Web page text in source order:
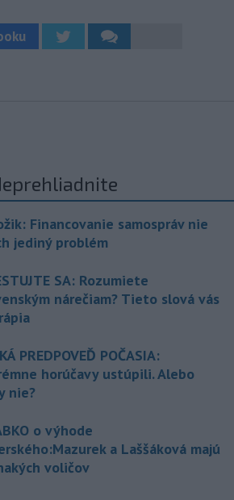
Financovanie samospráv nie
jediný problém
SA: Rozumiete
nárečiam? Tieto slová vás
PREDPOVEĎ POČASIA:
horúčavy ustúpili. Alebo
nie?
o výhode
a Laššáková majú
voličov